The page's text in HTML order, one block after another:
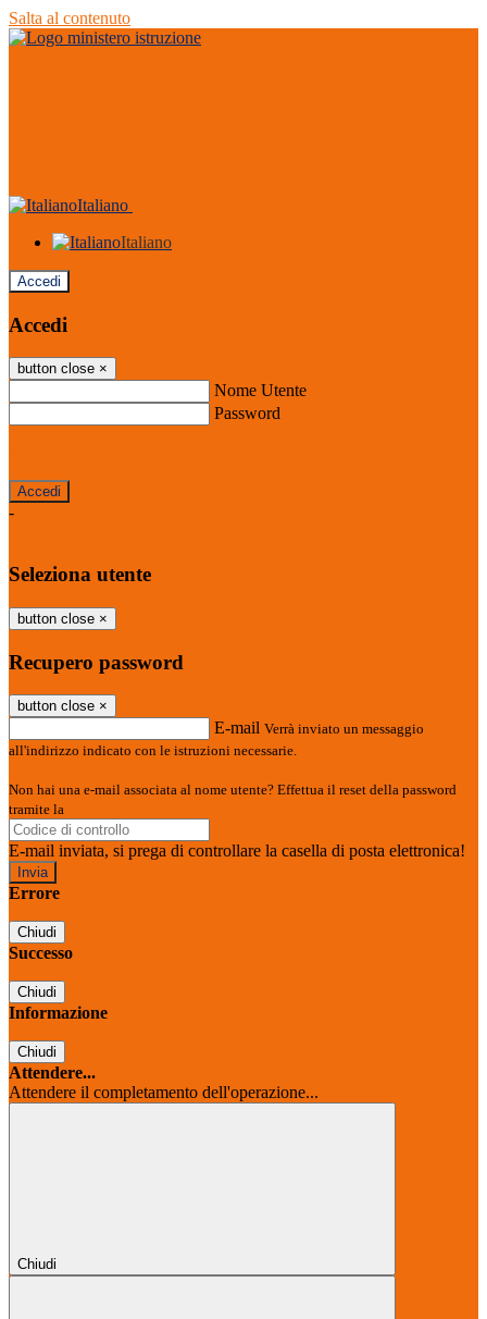
Salta al contenuto
Italiano
Italiano
Accedi
Accedi
button close ×
Nome Utente
Password
-
Seleziona utente
button close ×
Recupero password
button close ×
E-mail Verrà inviato un messaggio
all'indirizzo indicato con le istruzioni necessarie.
Non hai una e-mail associata al nome utente? Effettua il reset della password
tramite la
E-mail inviata, si prega di controllare la casella di posta elettronica!
Errore
Chiudi
Successo
Chiudi
Informazione
Chiudi
Attendere...
Attendere il completamento dell'operazione...
Chiudi